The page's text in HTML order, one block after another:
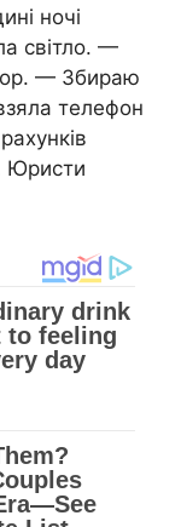
ночі
світло. —
— Збираю
телефон
Юристи